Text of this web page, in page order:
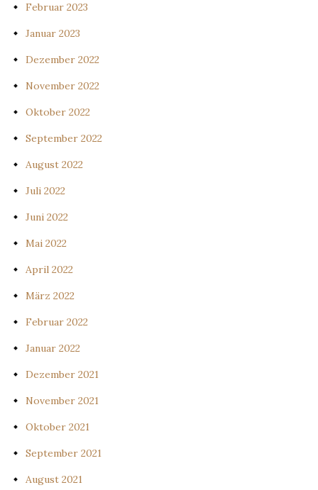
Februar 2023
Januar 2023
Dezember 2022
November 2022
Oktober 2022
September 2022
August 2022
Juli 2022
Juni 2022
Mai 2022
April 2022
März 2022
Februar 2022
Januar 2022
Dezember 2021
November 2021
Oktober 2021
September 2021
August 2021